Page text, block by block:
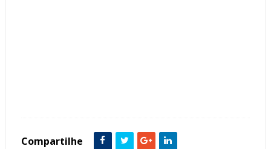
Compartilhe